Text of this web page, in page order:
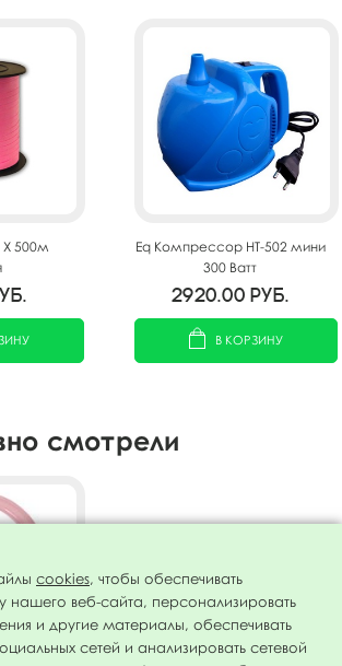
500м
Eq Компрессор HT-502 мини
300 Ватт
2920.00 руб.
В КОРЗИНУ
смотрели
cookies, чтобы обеспечивать
нашего веб-сайта, персонализировать
и другие материалы, обеспечивать
сетей и анализировать сетевой